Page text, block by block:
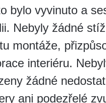
bylo vyvinuto a
Nebyly žádné
montáže,
interiéru.
žádné
ani podezřelé